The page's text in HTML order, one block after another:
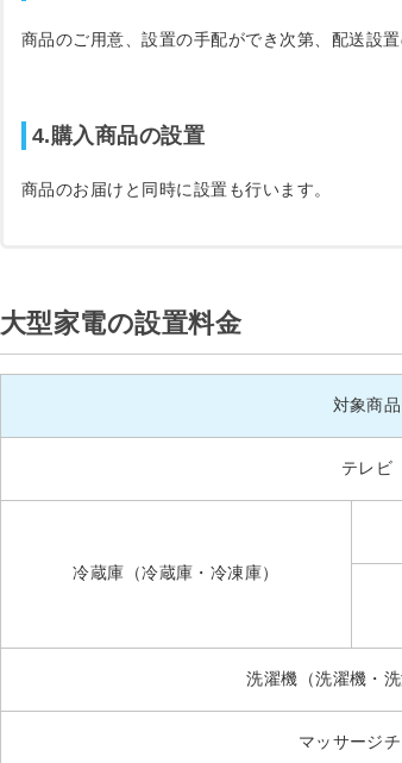
商品のご用意、設置の手配ができ次第、配送設置
4.購入商品の設置
商品のお届けと同時に設置も行います。
大型家電の設置料金
対象商品
テレビ
冷蔵庫（冷蔵庫・冷凍庫）
洗濯機（洗濯機・洗
マッサージ